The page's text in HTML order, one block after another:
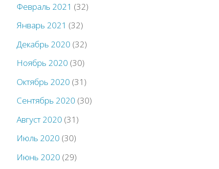
Февраль 2021 (32)
Январь 2021 (32)
Декабрь 2020 (32)
Ноябрь 2020 (30)
Октябрь 2020 (31)
Сентябрь 2020 (30)
Август 2020 (31)
Июль 2020 (30)
Июнь 2020 (29)